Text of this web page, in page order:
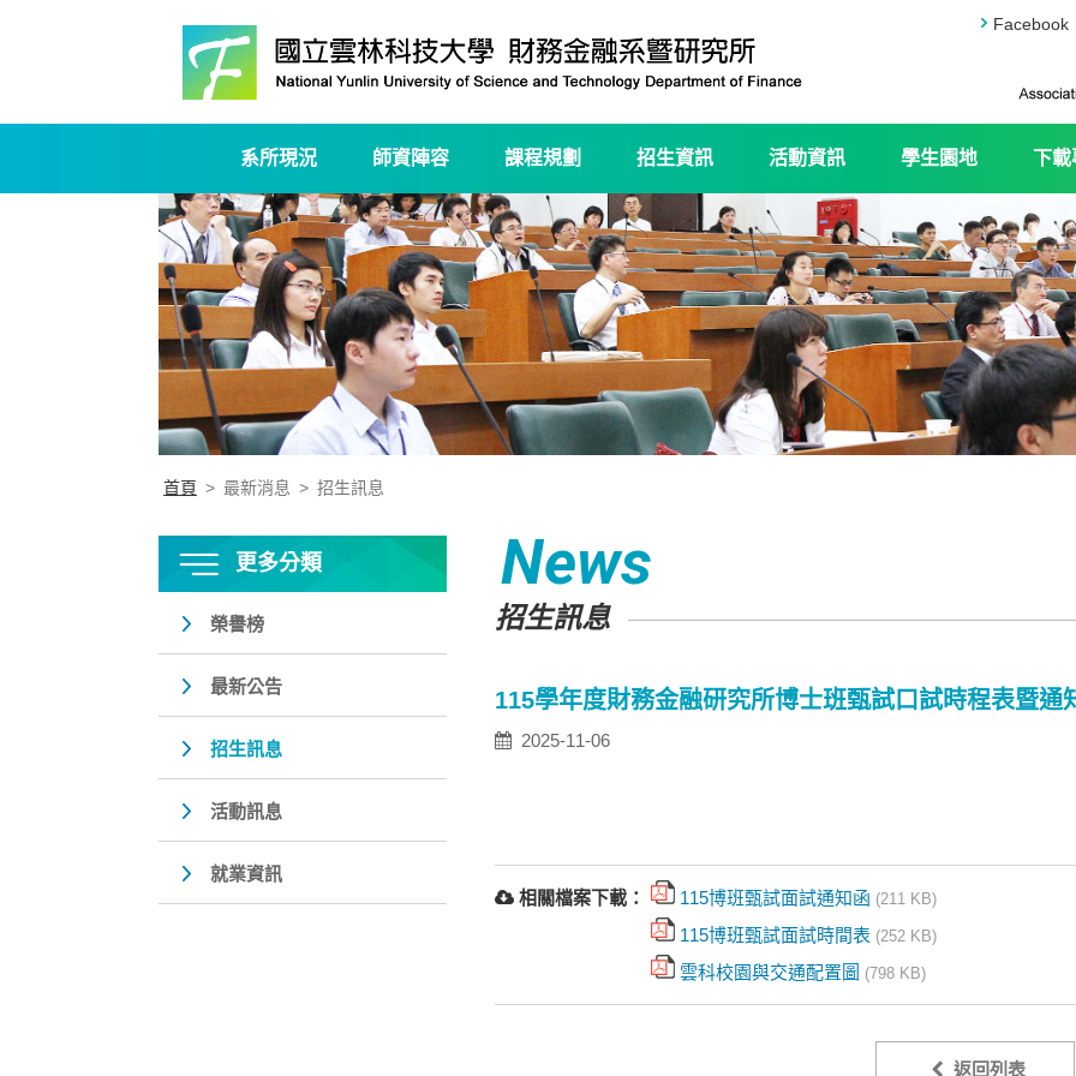
Facebook
系所現況 師資陣容 課程規劃 招生資訊 活動資訊 學生園地 下載
首頁 > 最新消息 > 招生訊息
News
招生訊息
115學年度財務金融研究所博士班甄試口試時程表暨通
2025-11-06
相關檔案下載： 115博班甄試面試通知函 (211 KB)
115博班甄試面試時間表 (252 KB)
雲科校園與交通配置圖 (798 KB)
返回列表
更多分類
榮譽榜
最新公告
招生訊息
活動訊息
就業資訊